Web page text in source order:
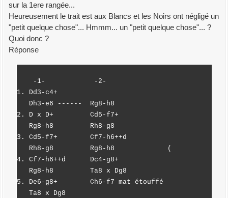
sur la 1ere rangée...
Heureusement le trait est aux Blancs et les Noirs ont négligé un
"petit quelque chose"... Hmmm... un "petit quelque chose"... ?
Quoi donc ?
Réponse
-1- -2-
1. Dd3-c4+
Dh3-e6 ------ Rg8-h8
2. D x D+ Cd5-f7+
Rg8-h8 Rh8-g8
3. Cd5-f7+ Cf7-h6++d
Rh8-g8 Rg8-h8 (
4. Cf7-h6++d Dc4-g8+
Rg8-h8 Ta8 x Dg8
5. De6-g8+ Ch6-f7 mat étouffé
Ta8 x Dg8